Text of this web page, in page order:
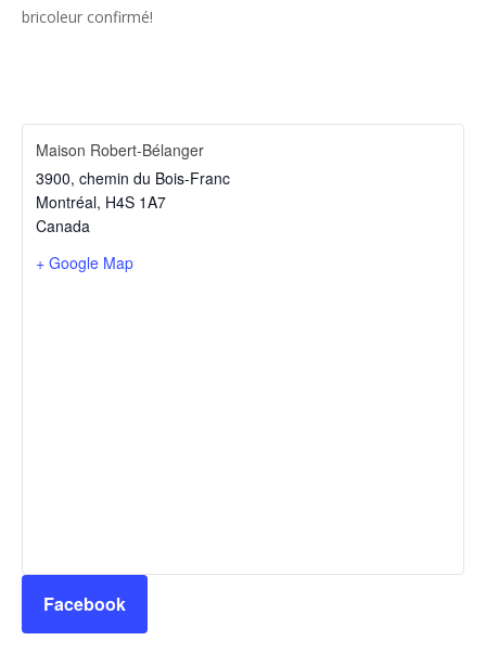
bricoleur confirmé!
Maison Robert-Bélanger
3900, chemin du Bois-Franc
Montréal, H4S 1A7
Canada
+ Google Map
Facebook